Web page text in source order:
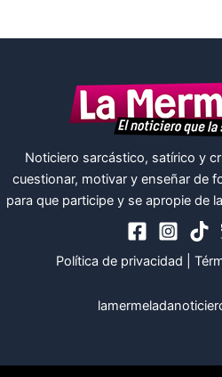
Noticiero sarcástico, satírico y
cuestionar, motivar y enseñar de
para que participe y se apropie de
Política de privacidad